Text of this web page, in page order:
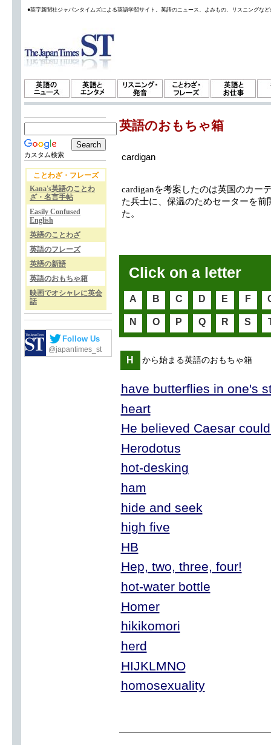
●英字新聞社ジャパンタイムズによる英語学習サイト。英語のニュース、よみもの、リスニングな
カスタム検索
ことわざ・フレーズ
Kana's英語のことわ
ざ・名言手帖
Easily Confused
English
英語のことわざ
英語のフレーズ
英語の新語
英語のおもちゃ箱
映画でオシャレに英会
話
Follow Us
@japantimes_st
英語のおもちゃ箱
cardigan
cardiganを考案したのは英国のカー
た兵士に、保温のためセーターを
た。
Click on a letter
A B C D E F
N O P Q R S
H から始まる英語のおもちゃ箱
have butterflies in one's
heart
He believed Caesar
Herodotus
hot-desking
ham
hide and seek
high five
HB
Hep, two, three, four!
hot-water bottle
Homer
hikikomori
herd
HIJKLMNO
homosexuality